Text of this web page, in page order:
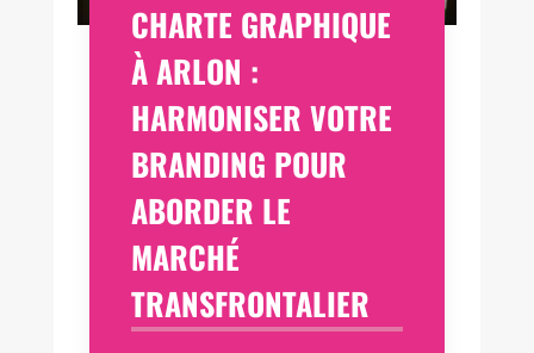
CHARTE GRAPHIQUE
À ARLON :
HARMONISER VOTRE
BRANDING POUR
ABORDER LE
MARCHÉ
TRANSFRONTALIER